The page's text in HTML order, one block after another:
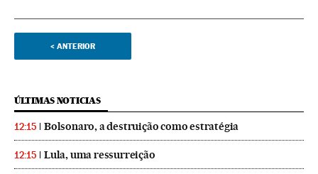
< ANTERIOR
ÚLTIMAS NOTICIAS
12:15 Bolsonaro, a destruição como estratégia
12:15 Lula, uma ressurreição